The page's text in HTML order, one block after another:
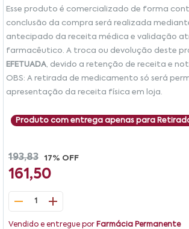
Esse produto é comercializado de forma
conclusão da compra será realizada
antecipado da receita médica e validação
farmacêutico. A troca ou devolução deste
EFETUADA, devido a retenção de receita e
OBS: A retirada de medicamento só será
apresentação da receita física em loja.
Produto com entrega apenas para
193,83 17% OFF
161,50
1
Vendido e entregue por Farmácia Permanente